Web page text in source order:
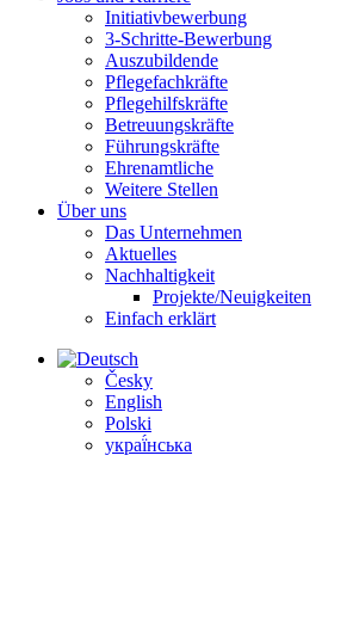
Initiativ­bewerbung
3-Schritte-Bewerbung
Auszubildende
Pflegefachkräfte
Pflegehilfskräfte
Betreuungs­kräfte
Führungs­kräfte
Ehrenamtliche
Weitere Stellen
Über uns
Das Unternehmen
Aktuelles
Nachhaltigkeit
Projekte/Neuigkeiten
Einfach erklärt
Česky
English
Polski
украї́нська